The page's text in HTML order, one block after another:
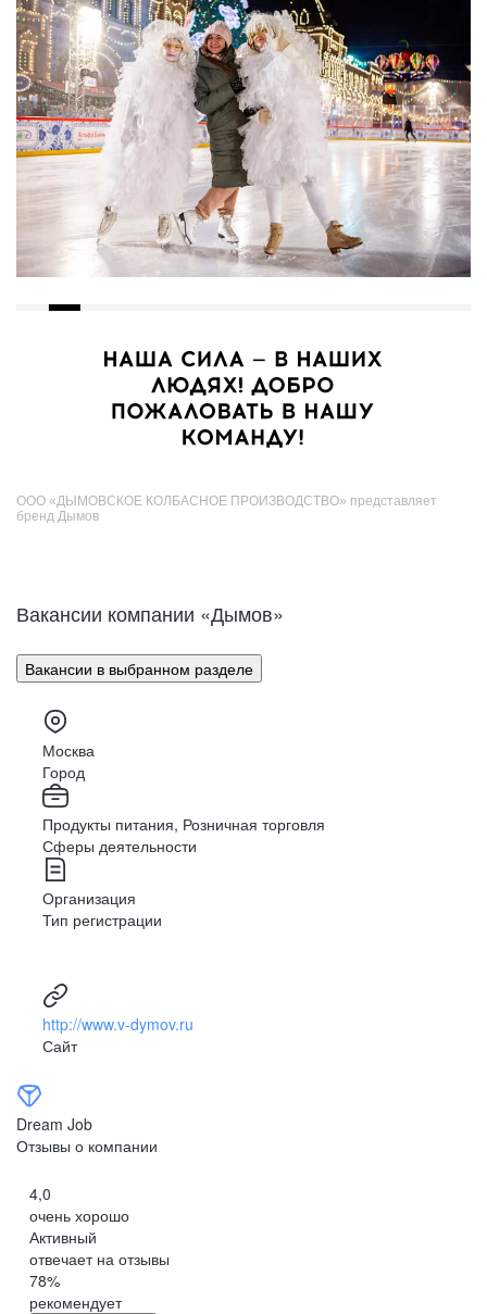
ООО «ДЫМОВСКОЕ КОЛБАСНОЕ ПРОИЗВОДСТВО» представляет
бренд Дымов
Вакансии компании «Дымов»
Вакансии в выбранном разделе
Москва
Город
Продукты питания, Розничная торговля
Сферы деятельности
Организация
Тип регистрации
http://www.v-dymov.ru
Сайт
Dream Job
Отзывы о компании
4,0
очень хорошо
Активный
отвечает на отзывы
78%
рекомендует